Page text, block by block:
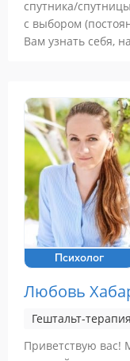
спутника/
с выбором
Вам узнать себя,
Психолог
Любовь
Гештальт-терапия
Приветствую вас!